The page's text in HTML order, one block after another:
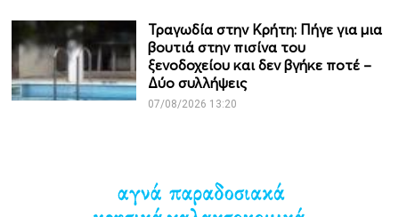
Τραγωδία στην Κρήτη: Πήγε για μια
βουτιά στην πισίνα του
ξενοδοχείου και δεν βγήκε ποτέ –
Δύο συλλήψεις
07/08/2026 13:20